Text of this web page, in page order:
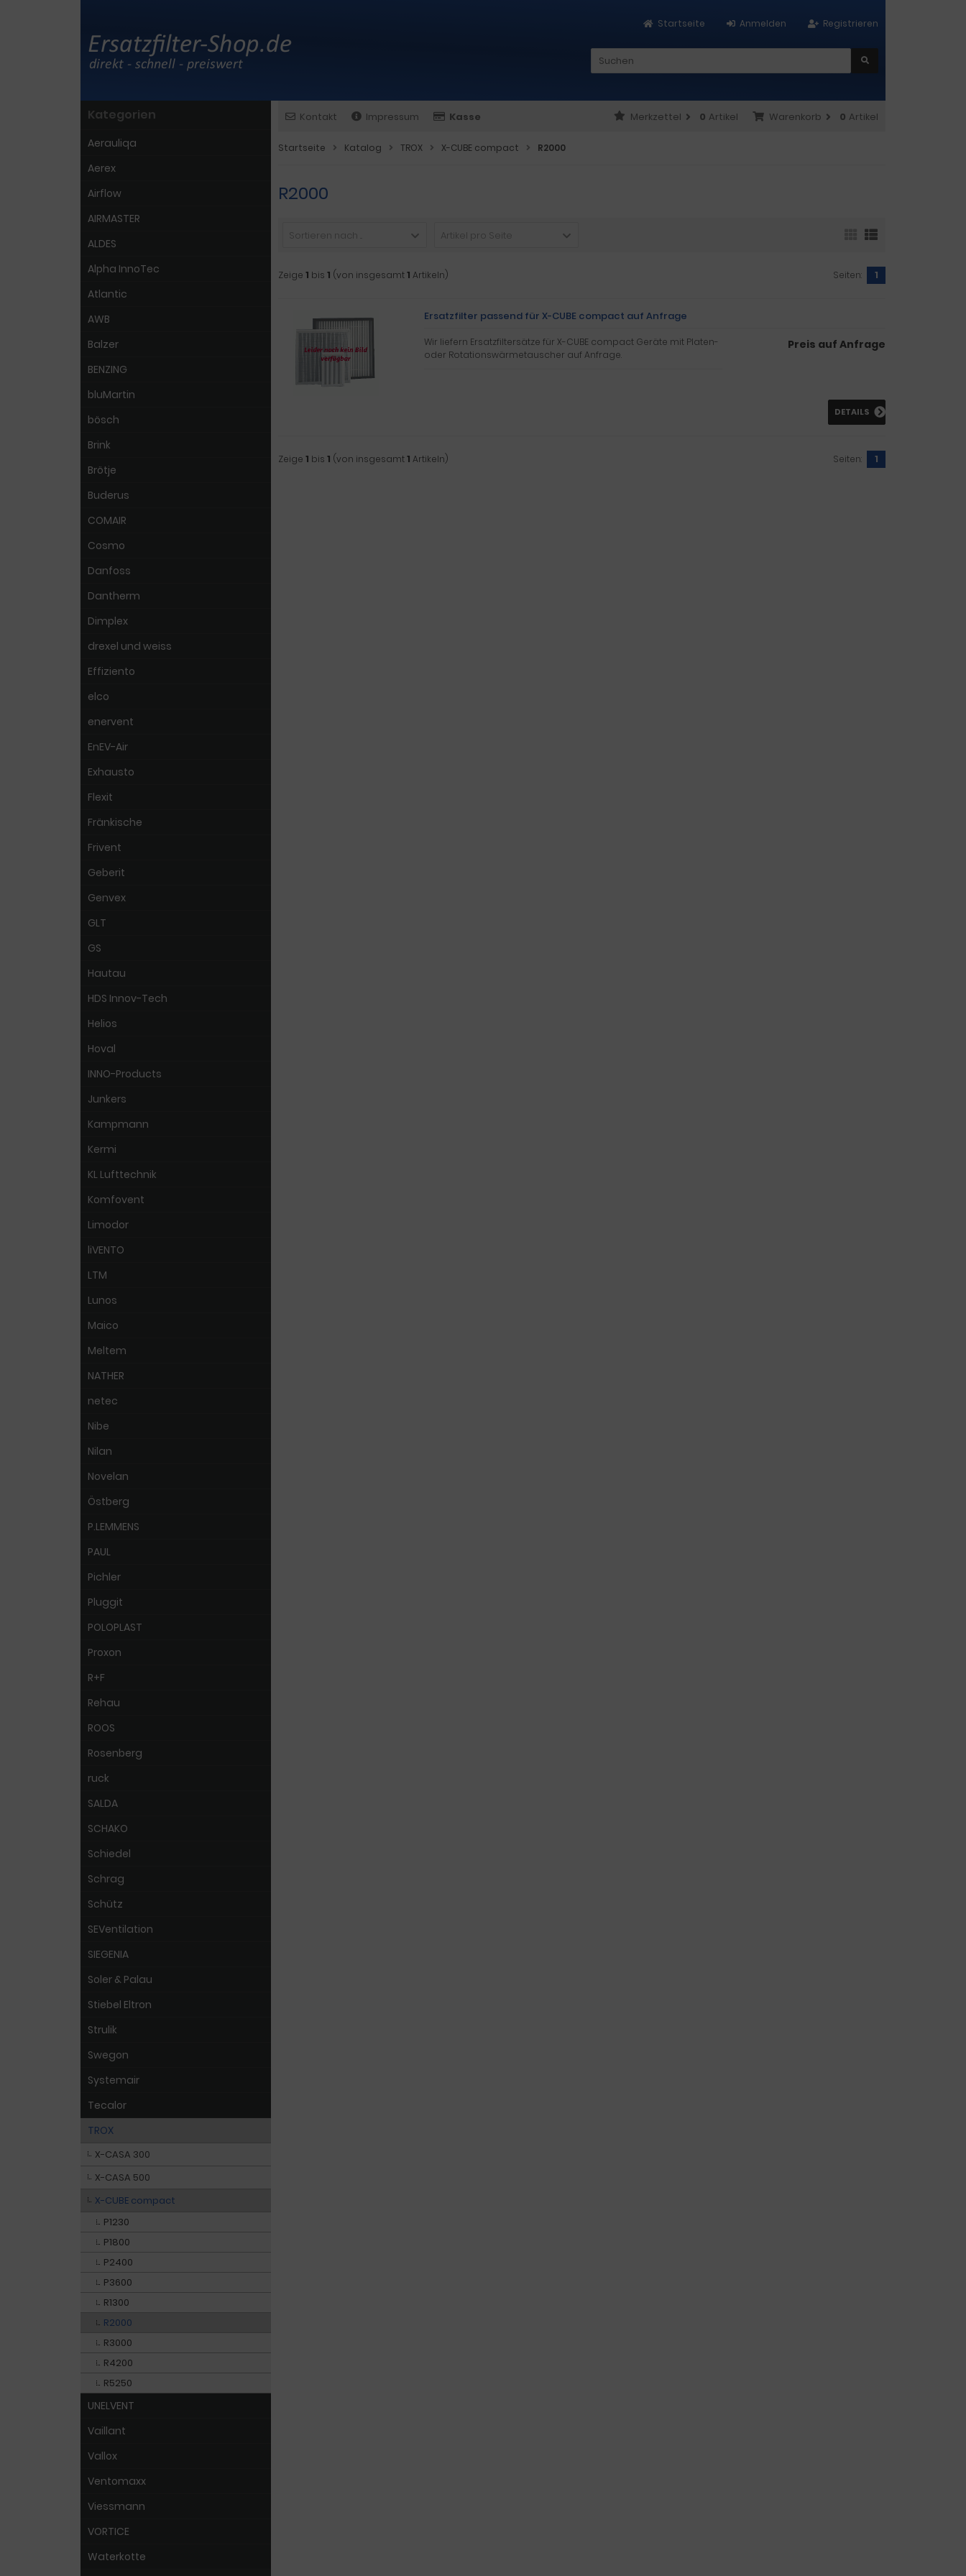
Registrieren
Anmelden
Startseite
Kontakt Impressum Kasse Warenkorb 0 Artikel
Merkzettel 0 Artikel
Startseite Katalog TROX X-CUBE compact R2000
R2000
Sortieren nach ... Artikel pro Seite
Zeige 1 bis 1 (von insgesamt1 Artikeln) Seiten: 1
Ersatzfilter passend für X-CUBE compact auf Anfrage
Wir liefern Ersatzfiltersätze für X-CUBE compact Geräte mit Platen-
oder Rotationswärmetauscher auf Anfrage.
Preis auf Anfrage
DETAILS
Zeige 1 bis 1 (von insgesamt1 Artikeln) Seiten: 1
Kategorien
Aerauliqa
Aerex
Airflow
AIRMASTER
ALDES
Alpha InnoTec
Atlantic
AWB
Balzer
BENZING
bluMartin
bösch
Brink
Brötje
Buderus
COMAIR
Cosmo
Danfoss
Dantherm
Dimplex
drexel und weiss
Effiziento
elco
enervent
EnEV-Air
Exhausto
Flexit
Fränkische
Frivent
Geberit
Genvex
GLT
GS
Hautau
HDS Innov-Tech
Helios
Hoval
INNO-Products
Junkers
Kampmann
Kermi
KL Lufttechnik
Komfovent
Limodor
liVENTO
LTM
Lunos
Maico
Meltem
NATHER
netec
Nibe
Nilan
Novelan
Östberg
P.LEMMENS
PAUL
Pichler
Pluggit
POLOPLAST
Proxon
R+F
Rehau
ROOS
Rosenberg
ruck
SALDA
SCHAKO
Schiedel
Schrag
Schütz
SEVentilation
SIEGENIA
Soler & Palau
Stiebel Eltron
Strulik
Swegon
Systemair
Tecalor
TROX
X-CASA 300
X-CASA 500
X-CUBE compact
P1230
P1800
P2400
P3600
R1300
R2000
R3000
R4200
R5250
UNELVENT
Vaillant
Vallox
Ventomaxx
Viessmann
VORTICE
Waterkotte